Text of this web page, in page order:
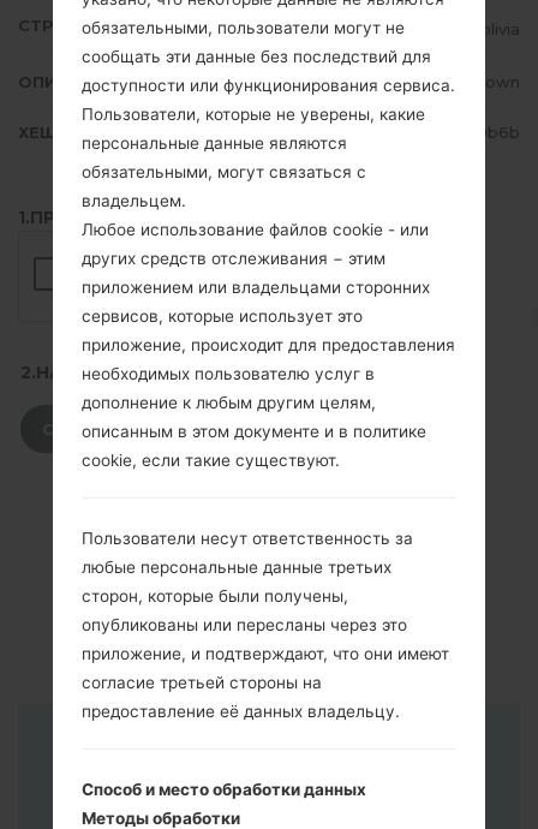
СТРАНА Bolivia
ОПИСАНИЕ Unknown
ХЕШ aa8f4233844309a90ef3d9672bb29b6b
1.ПРОВЕРИТЬ НАЛИЧИЕ RECAPTCHA
2.НАЖМИТЕ, ЧТОБЫ СКАЧАТЬ
СКАЧАТЬ
обязательными, пользователи могут не
сообщать эти данные без последствий для
доступности или функционирования сервиса.
Пользователи, которые не уверены, какие
персональные данные являются
обязательными, могут связаться с
владельцем.
Любое использование файлов cookie - или
других средств отслеживания − этим
приложением или владельцами сторонних
сервисов, которые использует это
приложение, происходит для предоставления
необходимых пользователю услуг в
дополнение к любым другим целям,
описанным в этом документе и в политике
cookie, если такие существуют.
Пользователи несут ответственность за
любые персональные данные третьих
сторон, которые были получены,
опубликованы или пересланы через это
приложение, и подтверждают, что они имеют
согласие третьей стороны на
предоставление её данных владельцу.
Способ и место обработки данных
Методы обработки